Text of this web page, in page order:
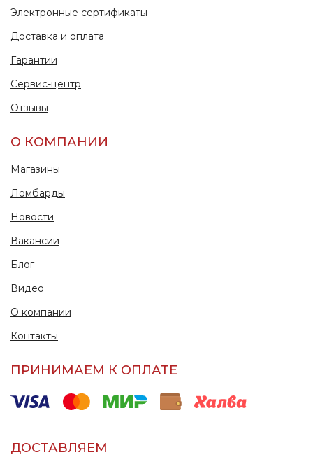
Электронные сертификаты
Доставка и оплата
Гарантии
Сервис-центр
Отзывы
О КОМПАНИИ
Магазины
Ломбарды
Новости
Вакансии
Блог
Видео
О компании
Контакты
ПРИНИМАЕМ К ОПЛАТЕ
ДОСТАВЛЯЕМ